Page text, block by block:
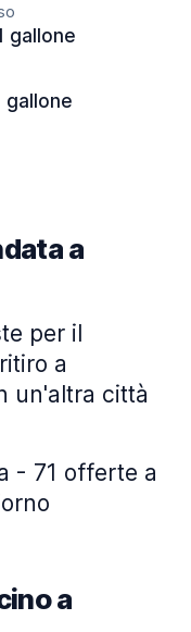
gallone
gallone
a
per il
a
un'altra città
- 71 offerte a
a